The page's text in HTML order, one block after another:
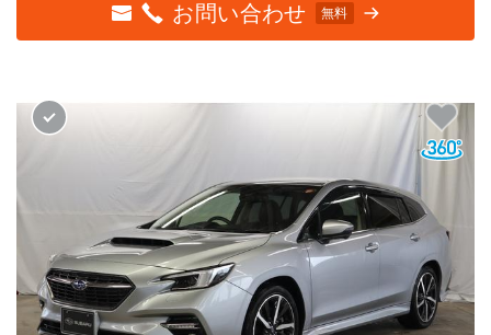
お問い合わせ 無料